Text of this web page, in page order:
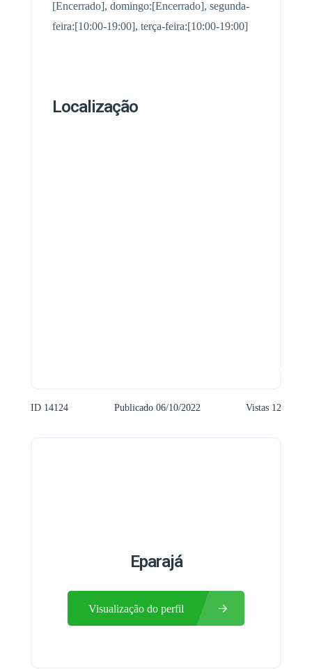
[Encerrado], domingo:[Encerrado], segunda-
feira:[10:00-19:00], terça-feira:[10:00-19:00]
Localização
ID 14124 Publicado 06/10/2022 Vistas 12
Eparajá
Visualização do perfil